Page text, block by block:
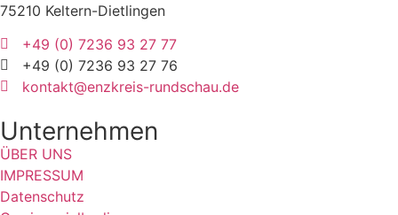
75210 Keltern-Dietlingen
+49 (0) 7236 93 27 77
+49 (0) 7236 93 27 76
kontakt@enzkreis-rundschau.de
Unternehmen
ÜBER UNS
IMPRESSUM
Datenschutz